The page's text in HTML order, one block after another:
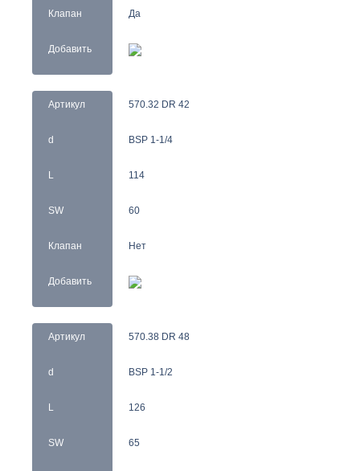
Клапан
Добавить
Да
Артикул
d
L
SW
Клапан
Добавить
570.32 DR 42
BSP 1-1/4
114
60
Нет
Артикул
d
L
SW
570.38 DR 48
BSP 1-1/2
126
65